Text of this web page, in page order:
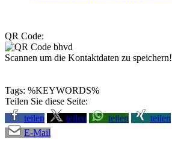
QR Code:
Scannen um die Kontaktdaten zu speichern!
Tags: %KEYWORDS%
Teilen Sie diese Seite:
teilen
teilen teilen teilen
E-Mail